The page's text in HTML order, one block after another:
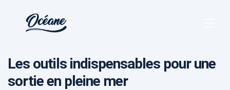
Les outils indispensables pour une
sortie en pleine mer